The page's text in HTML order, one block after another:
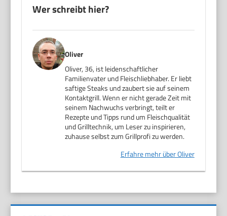
Wer schreibt hier?
Oliver
Oliver, 36, ist leidenschaftlicher
Familienvater und Fleischliebhaber. Er liebt
saftige Steaks und zaubert sie auf seinem
Kontaktgrill. Wenn er nicht gerade Zeit mit
seinem Nachwuchs verbringt, teilt er
Rezepte und Tipps rund um Fleischqualität
und Grilltechnik, um Leser zu inspirieren,
zuhause selbst zum Grillprofi zu werden.
Erfahre mehr über Oliver